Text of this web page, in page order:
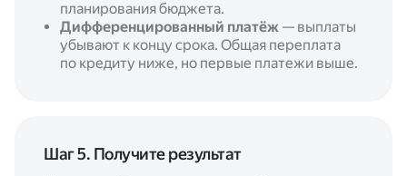
планирования бюджета.
Дифференцированный платёж — выплаты
убывают к концу срока. Общая переплата
по кредиту ниже, но первые платежи выше.
Шаг 5. Получите результат